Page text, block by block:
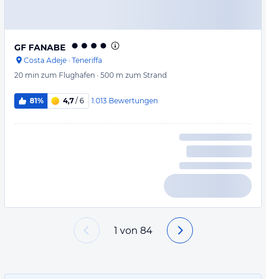
GF FANABE
Costa Adeje · Teneriffa
20 min zum Flughafen · 500 m zum Strand
81% 4,7 / 6 1.013 Bewertungen
1 von 84